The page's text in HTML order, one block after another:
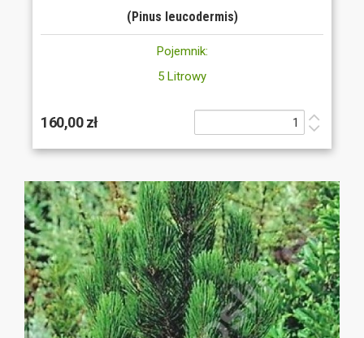
(Pinus leucodermis)
Pojemnik:
5 Litrowy
160,00 zł